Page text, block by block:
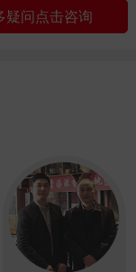
疑问点击咨询